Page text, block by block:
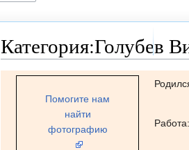
Категория:Голубев
Перейти
Перейти
Помогите нам
найти
фотографию
Работа: